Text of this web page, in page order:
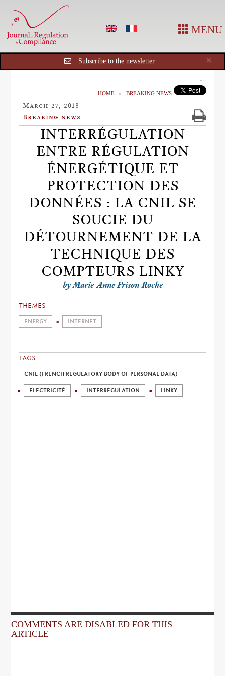
MENU
×
Subscribe to the newsletter
HOME BREAKING NEWS
March 27, 2018
Breaking news
INTERRÉGULATION
ENTRE RÉGULATION
ÉNERGÉTIQUE ET
PROTECTION DES
DONNÉES : LA CNIL SE
SOUCIE DU
DÉTOURNEMENT DE LA
TECHNIQUE DES
COMPTEURS LINKY
by Marie-Anne Frison-Roche
THEMES
ENERGY INTERNET
TAGS
CNIL (FRENCH REGULATORY BODY OF PERSONAL DATA)
ELECTRICITÉ INTERREGULATION LINKY
COMMENTS ARE DISABLED FOR THIS
ARTICLE